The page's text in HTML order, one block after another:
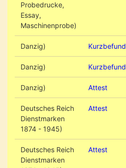
Probedrucke,
Essay,
Maschinenprobe)
Danzig) Kurzbefund
Danzig) Kurzbefund
Danzig) Attest
Deutsches Reich
Dienstmarken
1874 - 1945)
Attest
Deutsches Reich
Dienstmarken
Attest